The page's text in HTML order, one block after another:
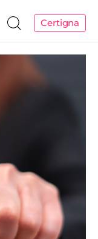
Certigna